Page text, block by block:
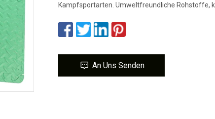
Kampfsportarten. Umweltfreundliche Rohstoffe,
An Uns Senden